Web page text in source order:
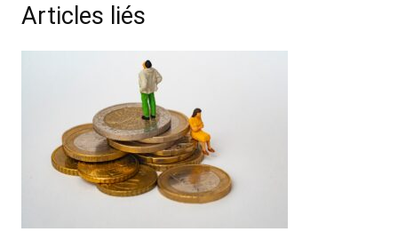
Articles liés